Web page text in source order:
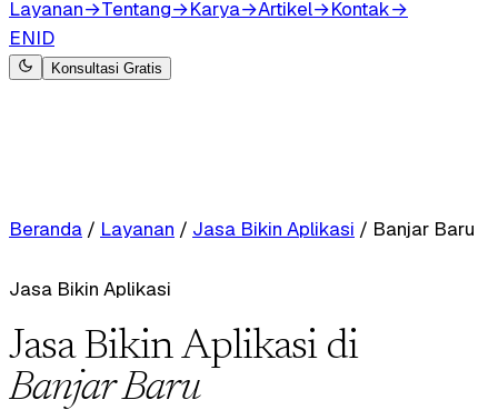
Layanan→Tentang→Karya→Artikel→Kontak→
ENID
Konsultasi Gratis
Beranda / Layanan / Jasa Bikin Aplikasi / Banjar Baru
Jasa Bikin Aplikasi
Jasa Bikin Aplikasi di
Banjar Baru